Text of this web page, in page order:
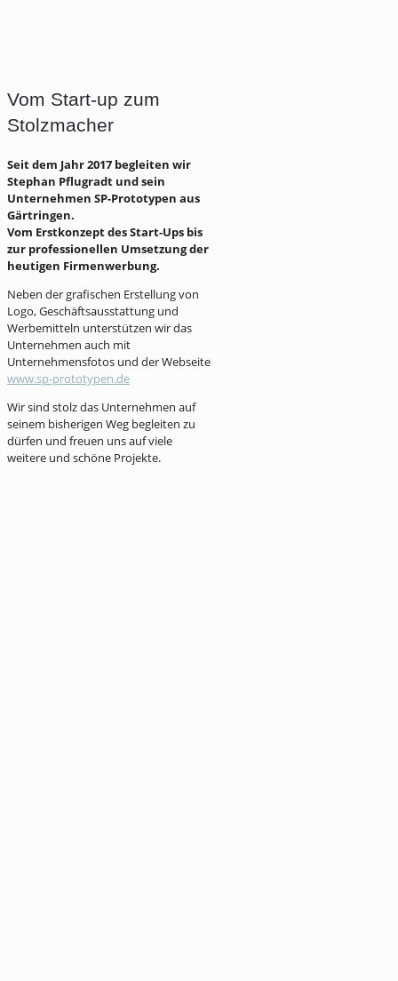
Vom Start-up zum
Stolzmacher
Seit dem Jahr 2017 begleiten wir
Stephan Pflugradt und sein
Unternehmen SP-Prototypen aus
Gärtringen.
Vom Erstkonzept des Start-Ups bis
zur professionellen Umsetzung der
heutigen Firmenwerbung.
Neben der grafischen Erstellung von
Logo, Geschäftsausstattung und
Werbemitteln unterstützen wir das
Unternehmen auch mit
Unternehmensfotos und der Webseite
www.sp-prototypen.de
Wir sind stolz das Unternehmen auf
seinem bisherigen Weg begleiten zu
dürfen und freuen uns auf viele
weitere und schöne Projekte.